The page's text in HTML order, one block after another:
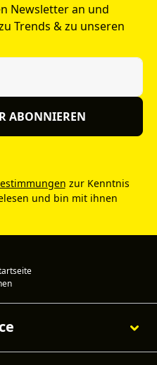
Newsletter an und
Trends & zu unseren
ABONNIEREN
zur Kenntnis
und bin mit ihnen